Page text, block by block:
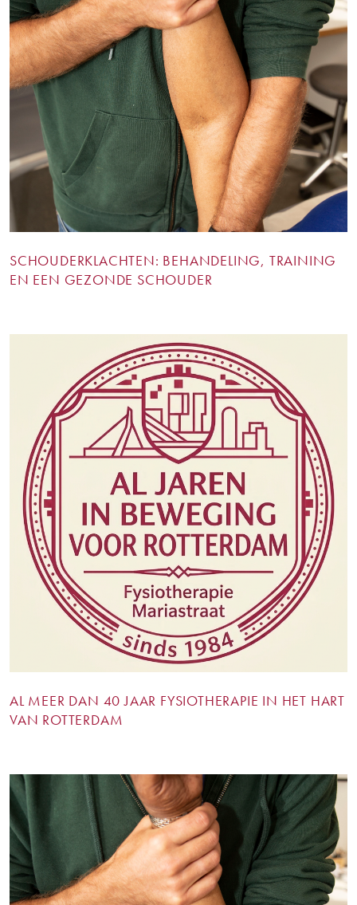
SCHOUDERKLACHTEN: BEHANDELING, TRAINING
EN EEN GEZONDE SCHOUDER
AL MEER DAN 40 JAAR FYSIOTHERAPIE IN HET HART
VAN ROTTERDAM